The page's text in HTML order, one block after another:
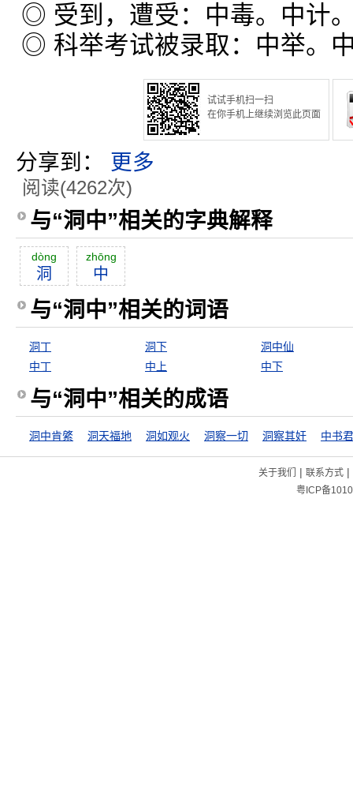
◎ 受到，遭受：中毒。中计
◎ 科举考试被录取：中举。
试试手机扫一扫
在你手机上继续浏览此页面
分享到： 更多
阅读(4262次)
与“洞中”相关的字典解释
dòng
洞
zhōng
中
与“洞中”相关的词语
洞丁 洞下
洞中仙
中丁
中上 中下
与“洞中”相关的成语
洞中肯綮 洞天福地 洞如观火 洞察一切 洞察其奸 中书君
关于我们 | 联系方式|
粤ICP备